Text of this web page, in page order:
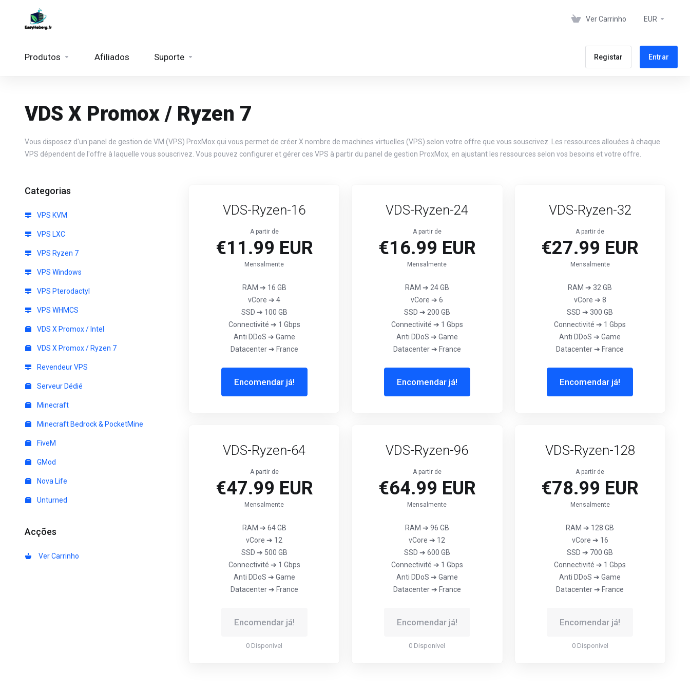
Ver Carrinho EUR
Produtos Afiliados Suporte Registar Entrar
VDS X Promox / Ryzen 7
Vous disposez d'un panel de gestion de VM (VPS) ProxMox qui vous permet de créer X nombre de machines virtuelles (VPS) selon votre offre que vous souscrivez. Les ressources allouées à chaque
VPS dépendent de l'offre à laquelle vous souscrivez. Vous pouvez configurer et gérer ces VPS à partir du panel de gestion ProxMox, en ajustant les ressources selon vos besoins et votre offre.
Categorias
VPS KVM
VPS LXC
VPS Ryzen 7
VPS Windows
VPS Pterodactyl
VPS WHMCS
VDS X Promox / Intel
VDS X Promox / Ryzen 7
Revendeur VPS
Serveur Dédié
Minecraft
Minecraft Bedrock & PocketMine
FiveM
GMod
Nova Life
Unturned
Acções
Ver Carrinho
VDS-Ryzen-16
A partir de
€11.99 EUR
Mensalmente
RAM ➔ 16 GB
vCore ➔ 4
SSD ➔ 100 GB
Connectivité ➔ 1 Gbps
Anti DDoS ➔ Game
Datacenter ➔ France
Encomendar já!
VDS-Ryzen-24
A partir de
€16.99 EUR
Mensalmente
RAM ➔ 24 GB
vCore ➔ 6
SSD ➔ 200 GB
Connectivité ➔ 1 Gbps
Anti DDoS ➔ Game
Datacenter ➔ France
Encomendar já!
VDS-Ryzen-32
A partir de
€27.99 EUR
Mensalmente
RAM ➔ 32 GB
vCore ➔ 8
SSD ➔ 300 GB
Connectivité ➔ 1 Gbps
Anti DDoS ➔ Game
Datacenter ➔ France
Encomendar já!
VDS-Ryzen-64
A partir de
€47.99 EUR
Mensalmente
RAM ➔ 64 GB
vCore ➔ 12
SSD ➔ 500 GB
Connectivité ➔ 1 Gbps
Anti DDoS ➔ Game
Datacenter ➔ France
Encomendar já!
0 Disponível
VDS-Ryzen-96
A partir de
€64.99 EUR
Mensalmente
RAM ➔ 96 GB
vCore ➔ 12
SSD ➔ 600 GB
Connectivité ➔ 1 Gbps
Anti DDoS ➔ Game
Datacenter ➔ France
Encomendar já!
0 Disponível
VDS-Ryzen-128
A partir de
€78.99 EUR
Mensalmente
RAM ➔ 128 GB
vCore ➔ 16
SSD ➔ 700 GB
Connectivité ➔ 1 Gbps
Anti DDoS ➔ Game
Datacenter ➔ France
Encomendar já!
0 Disponível